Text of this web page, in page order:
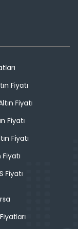
Fiyatı
Fiyatı
Fiyatı
Fiyatı
Fiyatı